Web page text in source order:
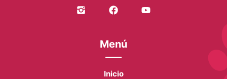
Menú
Inicio